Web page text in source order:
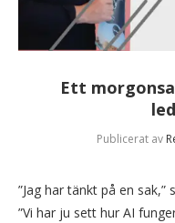
Ett
Publicerat av
”Jag har tänkt på en
”Vi har ju sett hur AI